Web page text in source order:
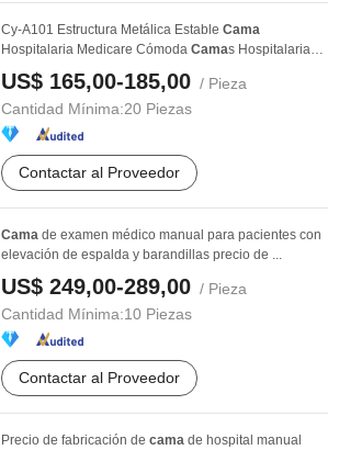
Cy-A101 Estructura Metálica Estable Cama
Hospitalaria Medicare Cómoda Camas Hospitalarias a
Precios ...
US$ 165,00-185,00 / Pieza
Cantidad Mínima:20 Piezas
Contactar al Proveedor
Cama de examen médico manual para pacientes con
elevación de espalda y barandillas precio de ...
US$ 249,00-289,00 / Pieza
Cantidad Mínima:10 Piezas
Contactar al Proveedor
Precio de fabricación de cama de hospital manual